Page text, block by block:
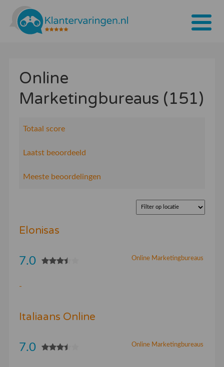
Tarieven
Bedrijven
Online
Marketingbureaus (151)
Totaal score
Laatst beoordeeld
Meeste beoordelingen
Elonisas
Online Marketingbureaus
7.0
-
Italiaans Online
Online Marketingbureaus
7.0